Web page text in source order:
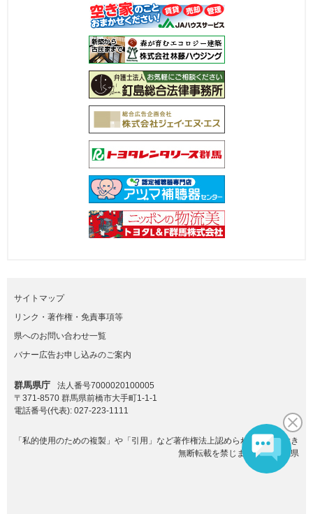
サイトマップ
リンク・著作権・免責事項等
県へのお問い合わせ一覧
バナー広告お申し込みのご案内
群馬県庁
法人番号7000020100005
〒371-8570 群馬県前橋市大手町1-1-1
電話番号(代表): 027-223-1111
「私的使用のための複製」や「引用」など著作権法上認められた場合を除き
無断転載を禁じます。(C)群馬県